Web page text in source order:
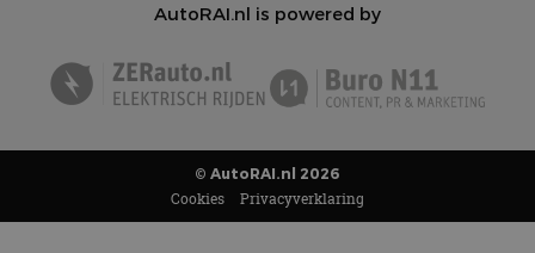
AutoRAI.nl is powered by
© AutoRAI.nl 2026
Cookies Privacyverklaring